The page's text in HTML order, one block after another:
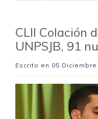
CLII Colación
UNPSJB, 91
Escrito en 05 Diciembre